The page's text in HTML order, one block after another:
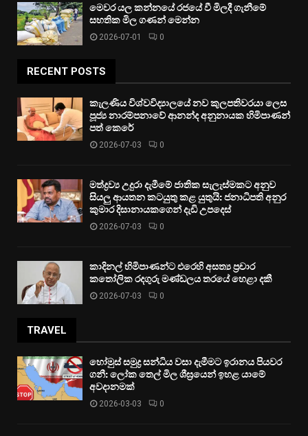
මෙවර යල කන්නයේ රජයේ වී මිලදී ගැනීමේ
සහතික මිල ගණන් මෙන්න
2026-07-01 0
RECENT POSTS
කැලණිය විශ්වවිද්‍යාලයේ නව කුලපතිවරයා ලෙස
පූජ්‍ය නාරම්පනාවේ ආනන්ද අනුනායක හිමිපාණන්
පත් කෙරේ
2026-07-03 0
මත්ද්‍රව්‍ය උදුරා දැමීමේ ජාතික සැලැස්මකට අනුව
සියලු ආයතන කටයුතු කළ යුතුයි: ජනාධිපති අනුර
කුමාර දිසානායකගෙන් දැඩි උපදෙස්
2026-07-03 0
කාදිනල් හිමිපාණන්ට එරෙහි අසත්‍ය ප්‍රචාර
කතෝලික රදගුරු මණ්ඩලය තරයේ හෙළා දකී
2026-07-03 0
TRAVEL
හෝමුස් සමුද්‍ර සන්ධිය වසා දැමීමට ඉරානය පියවර
ගනී: ලෝක තෙල් මිල ශීඝ්‍රයෙන් ඉහළ යාමේ
අවදානමක්
2026-03-03 0